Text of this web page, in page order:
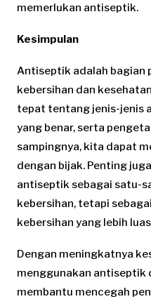
memerlukan antiseptik.
Kesimpulan
Antiseptik adalah bagian
kebersihan dan
tepat tentang jenis-jenis
yang benar, serta
sampingnya, kita dapat
dengan bijak. Penting
antiseptik sebagai satu-
kebersihan, tetapi
kebersihan yang lebih
Dengan meningkatnya
menggunakan antiseptik
membantu mencegah